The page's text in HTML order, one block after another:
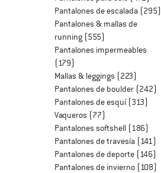
Pantalones de escalada (295)
Pantalones & mallas de
running (555)
Pantalones impermeables
(179)
Mallas & leggings (223)
Pantalones de boulder (242)
Pantalones de esquí (313)
Vaqueros (77)
Pantalones softshell (186)
Pantalones de travesía (141)
Pantalones de deporte (146)
Pantalones de invierno (108)